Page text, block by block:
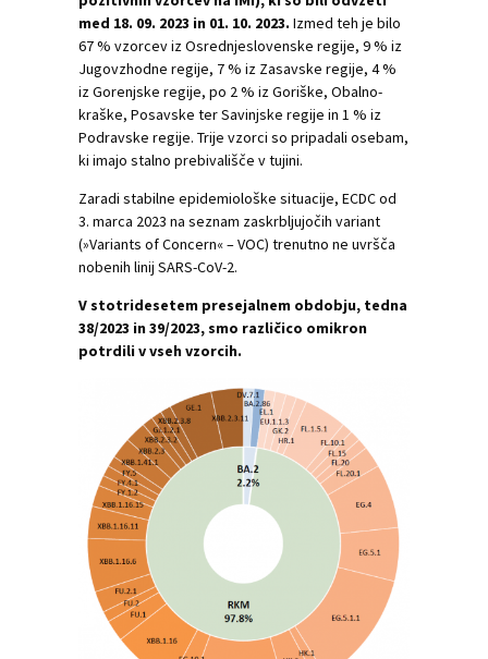
med 18. 09. 2023 in 01. 10. 2023. Izmed teh je bilo
67 % vzorcev iz Osrednjeslovenske regije, 9 % iz
Jugovzhodne regije, 7 % iz Zasavske regije, 4 %
iz Gorenjske regije, po 2 % iz Goriške, Obalno-
kraške, Posavske ter Savinjske regije in 1 % iz
Podravske regije. Trije vzorci so pripadali osebam,
ki imajo stalno prebivališče v tujini.
Zaradi stabilne epidemiološke situacije, ECDC od
3. marca 2023 na seznam zaskrbljujočih variant
(»Variants of Concern« – VOC) trenutno ne uvršča
nobenih linij SARS-CoV-2.
V stotridesetem presejalnem obdobju, tedna
38/2023 in 39/2023, smo različico omikron
potrdili v vseh vzorcih.